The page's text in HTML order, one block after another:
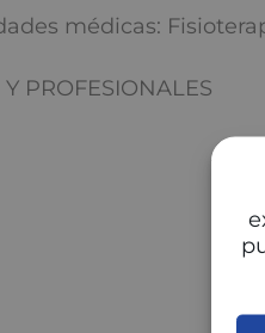
médicas:
PROFESIONALES